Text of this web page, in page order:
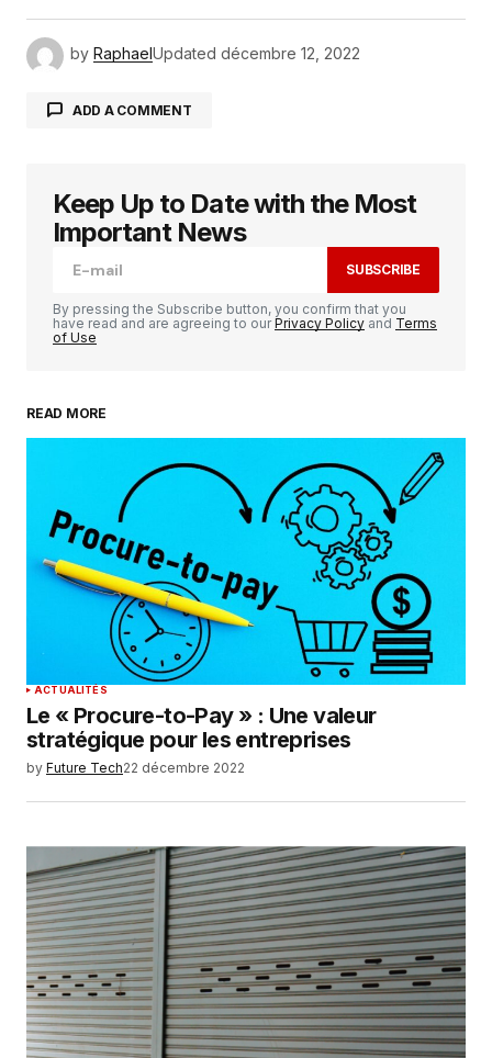
by RaphaelUpdated décembre 12, 2022
ADD A COMMENT
Votre adresse e-mail ne sera pas publiée. Les
champs obligatoires sont indiqués avec
Your Name
Your E-mail
Enregistrer mon nom, mon e-mail et mon
site dans le navigateur pour mon prochain
commentaire.
SUBMIT COMMENT
Keep Up to Date with the Most
Important News
SUBSCRIBE
By pressing the Subscribe button, you confirm that you
have read and are agreeing to ourPrivacy Policy and Terms
of Use
READ MORE
ACTUALITÉS
Le « Procure-to-Pay » : Une valeur
stratégique pour les entreprises
by Future Tech22 décembre 2022